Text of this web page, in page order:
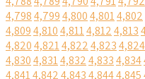
4,7984,7994,8004,8014,802
4,8094,8104,8114,8124,813
4,8204,8214,8224,8234,824
4,8304,8314,8324,8334,834
4,8414,8424,8434,8444,845